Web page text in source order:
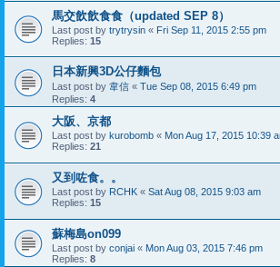
馬交飲飲食食（updated SEP 8）
Last post by trytrysin « Fri Sep 11, 2015 2:55 pm
Replies: 15
日本新興3D公仔麵包
Last post by 韋信 « Tue Sep 08, 2015 6:49 pm
Replies: 4
大阪、京都
Last post by kurobomb « Mon Aug 17, 2015 10:39
Replies: 21
又到咗食。。
Last post by RCHK « Sat Aug 08, 2015 9:03 am
Replies: 15
蘇梅島on099
Last post by conjai « Mon Aug 03, 2015 7:46 pm
Replies: 8